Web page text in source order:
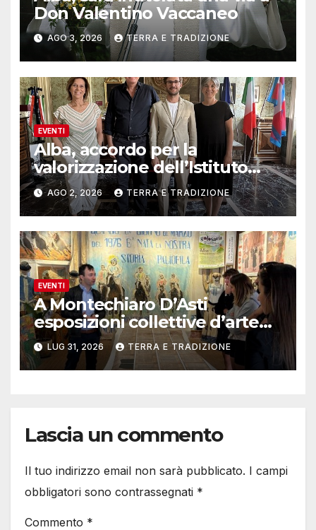
Don Valentino Vaccaneo
AGO 3, 2026 TERRA E TRADIZIONE
EVENTI
Alba, accordo per la
valorizzazione dell’Istituto
musicale Rocca
AGO 2, 2026 TERRA E TRADIZIONE
EVENTI
A Montechiaro D’Asti
esposizioni collettive d’arte
contemporanea
LUG 31, 2026 TERRA E TRADIZIONE
Lascia un commento
Il tuo indirizzo email non sarà pubblicato. I campi
obbligatori sono contrassegnati *
Commento *